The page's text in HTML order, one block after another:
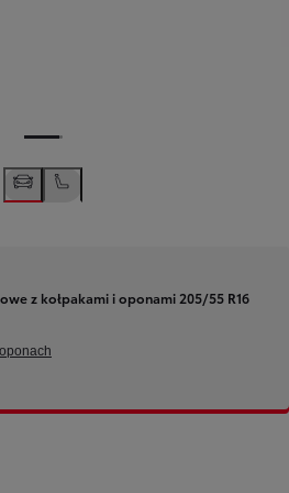
z kołpakami i oponami 205/55 R16